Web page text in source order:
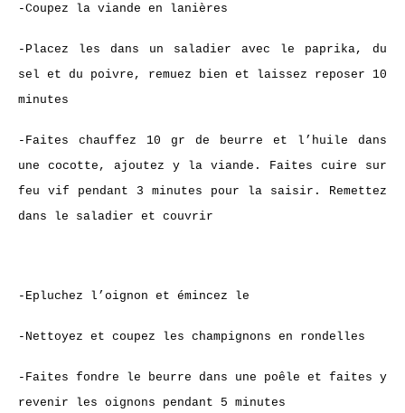
-Coupez la viande en lanières
-Placez les dans un saladier avec le paprika, du
sel et du poivre, remuez bien et laissez reposer 10
minutes
-Faites chauffez 10 gr de beurre et l’huile dans
une cocotte, ajoutez y la viande. Faites cuire sur
feu vif pendant 3 minutes pour la saisir. Remettez
dans le saladier et couvrir
-Epluchez l’oignon et émincez le
-Nettoyez et coupez les champignons en rondelles
-Faites fondre le beurre dans une poêle et faites y
revenir les oignons pendant 5 minutes